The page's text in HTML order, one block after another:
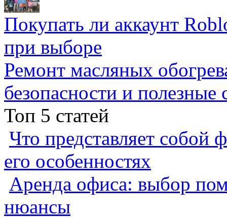
Покупать ли аккаунт
при выборе
Ремонт масляных
безопасности и полезные
Топ 5 статей
Что представляет собой
его особенностях
Аренда офиса: выбор
нюансы